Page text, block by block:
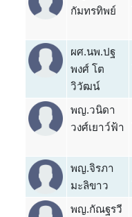
กัมทรทิพย์
ผศ.นพ.ปฐ
พงศ์ โต
วิวัฒน์
พญ.วนิดา
วงศ์เยาว์ฟ้า
พญ.จิรภา
มะลิขาว
พญ.กัณฐรวี